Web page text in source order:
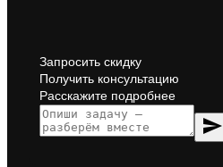
Запросить скидку
Получить консультацию
Расскажите подробнее
send